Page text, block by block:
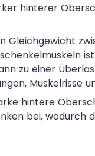
hinterer
Gleichgewicht
zu einer
Muskelrisse
hintere
bei, wodurch